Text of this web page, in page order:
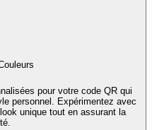
pour votre code QR qui
personnel. Expérimentez avec
unique tout en assurant la